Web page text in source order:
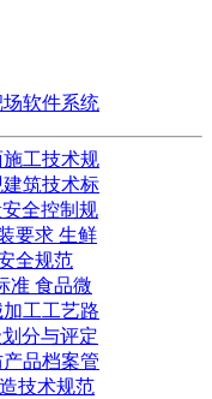
场软件系统
施工技术规
建筑技术标
安全控制规
要求 生鲜
全规范
准 食品微
加工工艺路
分与评定
产品档案管
技术规范